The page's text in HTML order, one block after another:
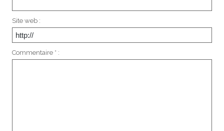
Site web :
Commentaire * :